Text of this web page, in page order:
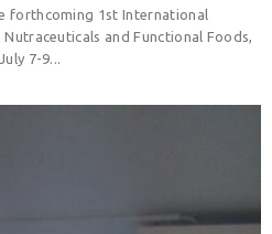
forthcoming 1st International
and Functional Foods,
7-9...